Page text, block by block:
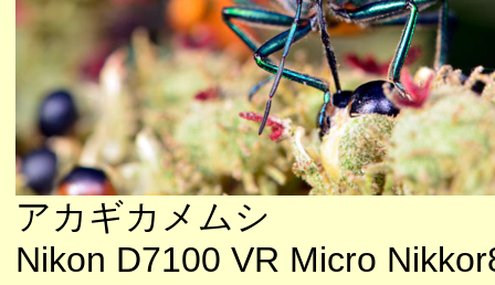
アカギカメムシ
Nikon D7100 VR Micro